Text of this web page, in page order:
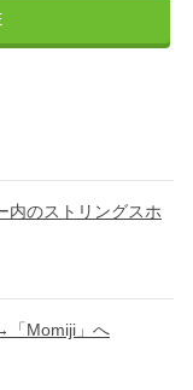
内のストリングスホ
「Momiji」へ